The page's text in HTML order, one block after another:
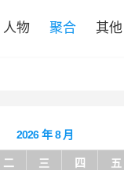
人物 聚合 其他
2026 年 8 月
二 三 四 五